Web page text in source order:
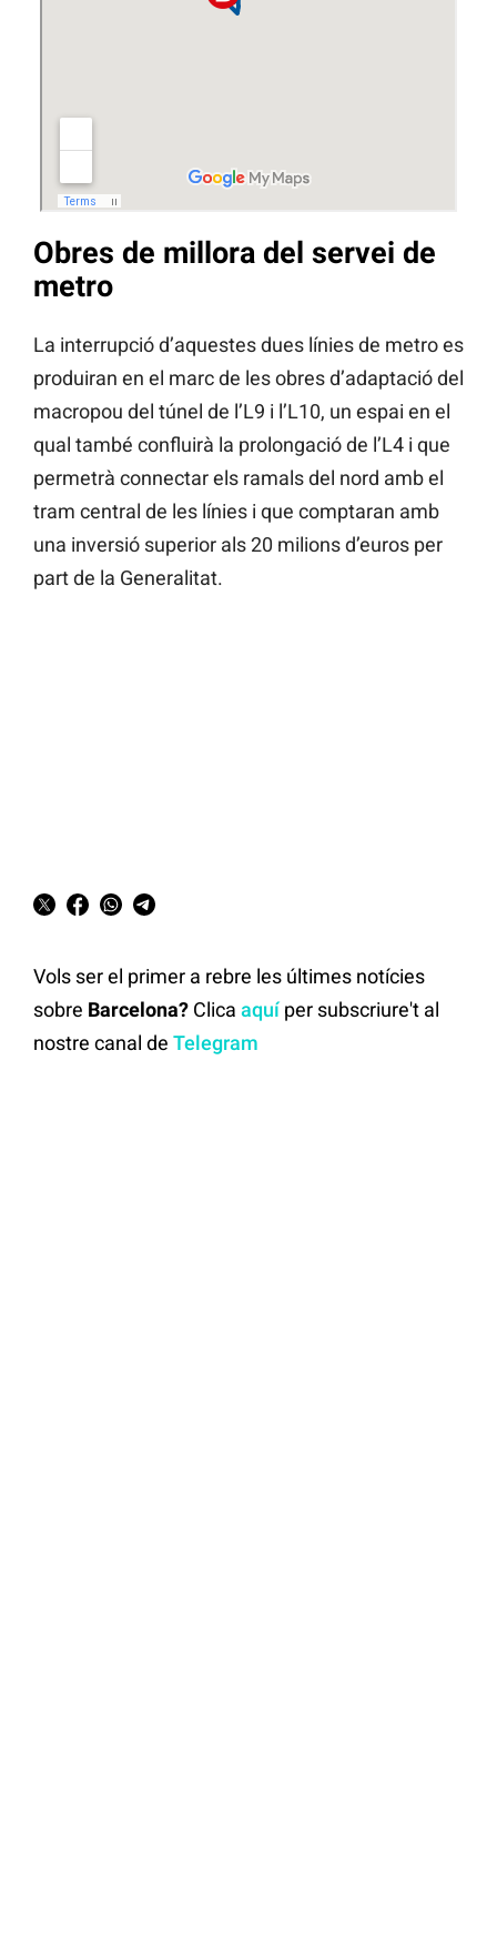
Obres de millora del servei de
metro
La interrupció d’aquestes dues línies de metro es
produiran en el marc de les obres d’adaptació del
macropou del túnel de l’L9 i l’L10, un espai en el
qual també confluirà la prolongació de l’L4 i que
permetrà connectar els ramals del nord amb el
tram central de les línies i que comptaran amb
una inversió superior als 20 milions d’euros per
part de la Generalitat.
Vols ser el primer a rebre les últimes notícies
sobre Barcelona? Clica aquíper subscriure't al
nostre canal de Telegram